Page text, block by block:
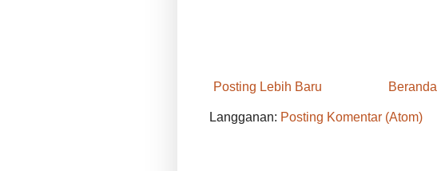
Posting Lebih Baru Beranda
Langganan: Posting Komentar (Atom)